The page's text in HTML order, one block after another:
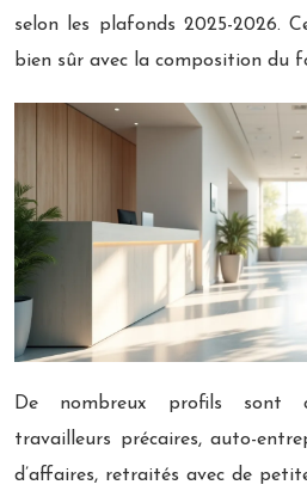
selon les plafonds 2025-2026.
bien sûr avec la composition du
De nombreux profils sont
travailleurs précaires, auto-
d’affaires, retraités avec de